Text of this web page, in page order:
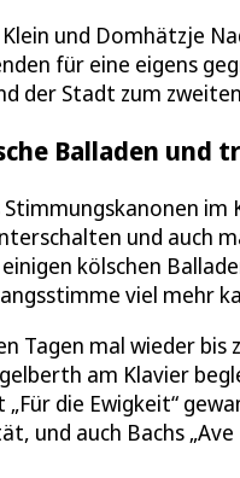
und Domhätzje
für eine eigens
der Stadt zum
Balladen
Stimmungskanonen
und auch
kölschen
viel mehr
Tagen mal wieder
am Klavier
„Für die Ewigkeit“
und auch Bachs